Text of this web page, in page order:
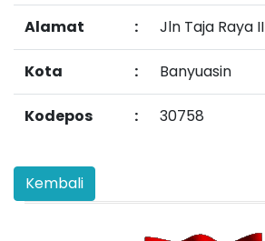
Alamat : Jln Taja Raya II
Kota : Banyuasin
Kodepos : 30758